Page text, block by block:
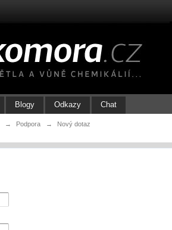
Blogy Odkazy Chat
→ Podpora → Nový dotaz